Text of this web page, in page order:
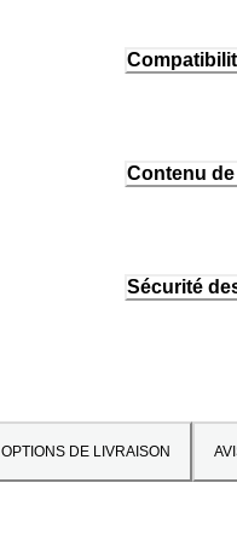
Contenu
Sécurité
OPTIONS DE LIVRAISON